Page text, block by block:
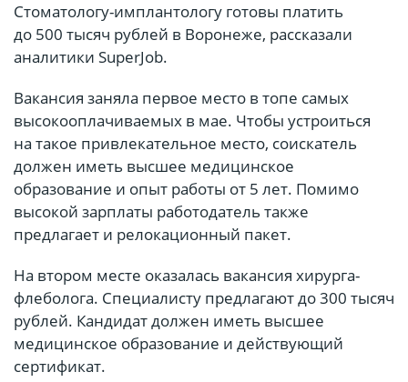
Стоматологу-имплантологу готовы платить
до 500 тысяч рублей в Воронеже, рассказали
аналитики SuperJob.
Вакансия заняла первое место в топе самых
высокооплачиваемых в мае. Чтобы устроиться
на такое привлекательное место, соискатель
должен иметь высшее медицинское
образование и опыт работы от 5 лет. Помимо
высокой зарплаты работодатель также
предлагает и релокационный пакет.
На втором месте оказалась вакансия хирурга-
флеболога. Специалисту предлагают до 300 тысяч
рублей. Кандидат должен иметь высшее
медицинское образование и действующий
сертификат.